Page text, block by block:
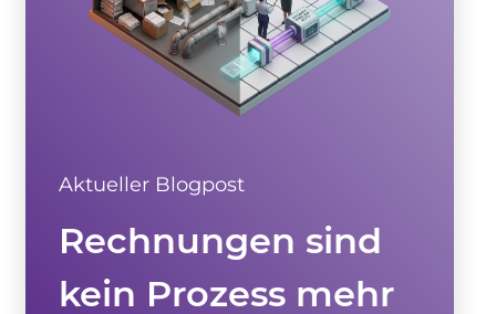
Aktueller Blogpost
Rechnungen sind
kein Prozess mehr